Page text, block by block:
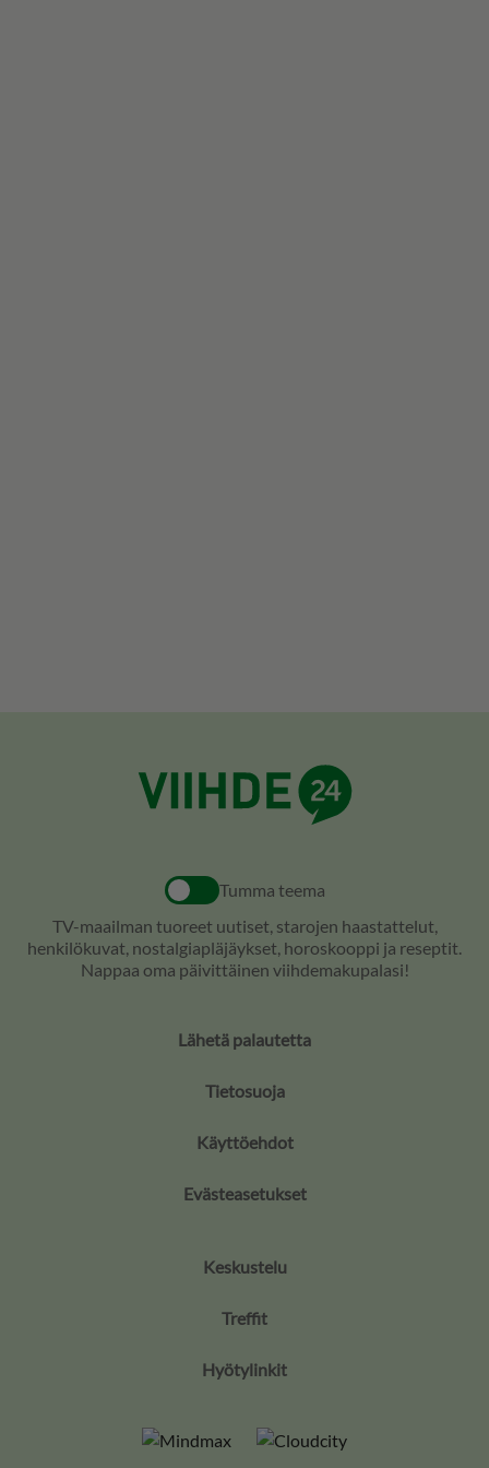
Tumma teema
TV-maailman tuoreet uutiset, starojen haastattelut,
henkilökuvat, nostalgiapläjäykset, horoskooppi ja reseptit.
Nappaa oma päivittäinen viihdemakupalasi!
Lähetä palautetta
Tietosuoja
Käyttöehdot
Evästeasetukset
Keskustelu
Treffit
Hyötylinkit